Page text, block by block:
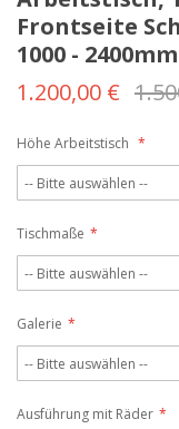
Frontseite
1000 - 2400mm
1.200,00 €
Höhe Arbeitstisch
Tischmaße
Galerie
Ausführung mit Räder